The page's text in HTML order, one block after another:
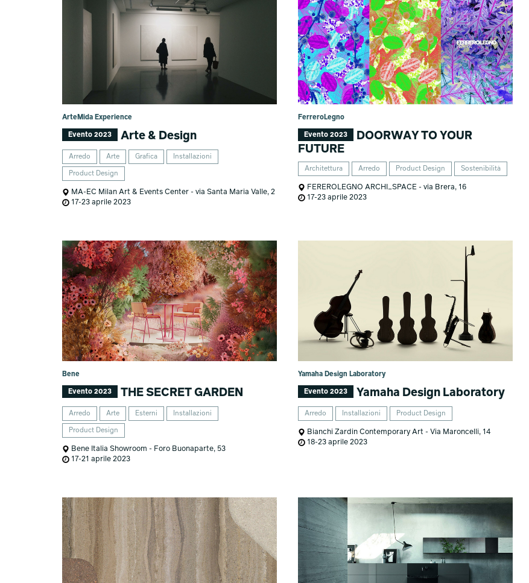
ArteMida Experience
Evento 2023 Arte & Design
Arredo Arte Grafica Installazioni
Product Design
MA-EC Milan Art & Events Center - via Santa Maria Valle, 2
17-23 aprile 2023
FerreroLegno
Evento 2023
DOORWAY TO YOUR
FUTURE
Architettura Arredo Product Design Sostenibilità
FEREROLEGNO ARCHI_SPACE - via Brera, 16
17-23 aprile 2023
Bene
Evento 2023 THE SECRET GARDEN
Arredo Arte Esterni Installazioni
Product Design
Bene Italia Showroom - Foro Buonaparte, 53
17-21 aprile 2023
Yamaha Design Laboratory
Evento 2023 Yamaha Design Laboratory
Arredo Installazioni Product Design
Bianchi Zardin Contemporary Art - Via Maroncelli, 14
18-23 aprile 2023